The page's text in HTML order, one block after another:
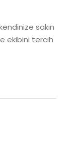
sakın
ekibini tercih